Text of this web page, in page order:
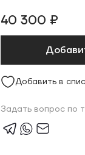
40 300 ₽
Добавить в
Задать вопрос по